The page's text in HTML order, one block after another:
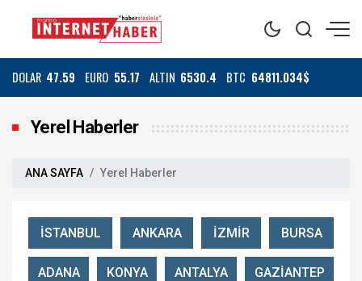
DOLAR 47.59 EURO 55.17 ALTIN 6530.4 BTC 64811.034$
Yerel Haberler
ANA SAYFA Yerel Haberler
İSTANBUL ANKARA İZMİR BURSA
ADANA KONYA ANTALYA GAZİANTEP